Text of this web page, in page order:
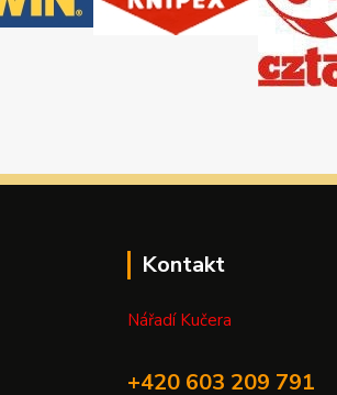
Kontakt
Nářadí Kučera
+420 603 209 791